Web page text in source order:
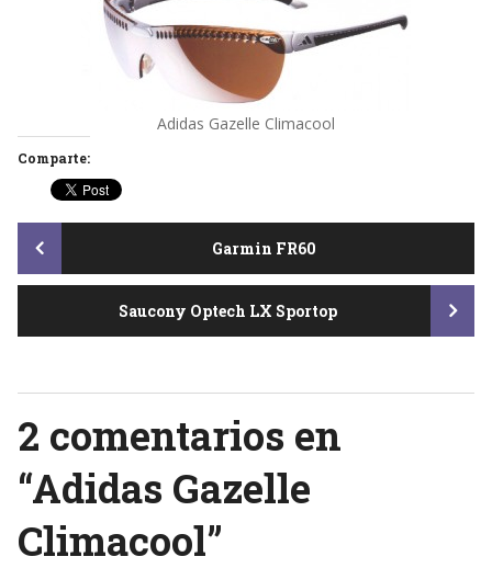
Adidas Gazelle Climacool
Comparte:
Post
navigation
Garmin FR60
Saucony Optech LX Sportop
2 comentarios en
“Adidas Gazelle
Climacool”